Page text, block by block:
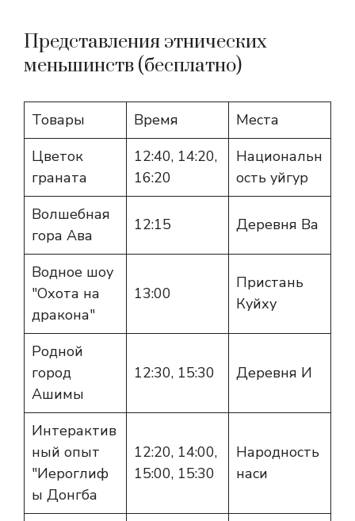
Представления этнических
меньшинств (бесплатно)
Товары Время
Места
Цветок
граната
12:40, 14:20,
16:20
Национальн
ость уйгур
Волшебная
гора Ава
12:15 Деревня Ва
Водное шоу
"Охота на
дракона"
13:00
Пристань
Куйху
Родной
город
Ашимы
12:30, 15:30 Деревня И
Интерактив
ный опыт
"Иероглиф
ы Донгба
12:20, 14:00,
15:00, 15:30
Народность
наси